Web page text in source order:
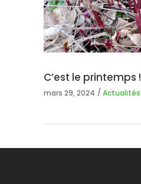
C’est le printemps !
mars 29, 2024 Actualités